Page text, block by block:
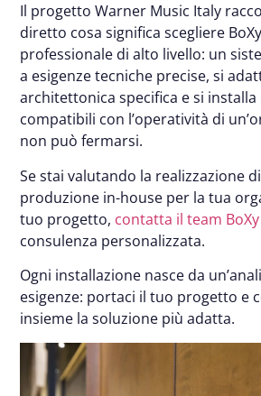
Il progetto Warner Music Italy
diretto cosa significa scegliere
professionale di alto livello: un
a esigenze tecniche precise, si
architettonica specifica e si
compatibili con l’operatività di
non può fermarsi.
Se stai valutando la realizzazione
produzione in-house per la tua
tuo progetto, contatta il team BoXy
consulenza personalizzata.
Ogni installazione nasce da
esigenze: portaci il tuo progetto e
insieme la soluzione più adatta.